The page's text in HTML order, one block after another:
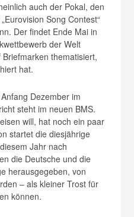
auch der Pokal, den
Song Contest“
Der findet Ende Mai in
der Welt
thematisiert,
hat.
Dezember im
steht im neuen BMS.
will, hat noch ein paar
startet die diesjährige
Jahr nach
die Deutsche und die
herausgegeben, von
– als kleiner Trost für
können.